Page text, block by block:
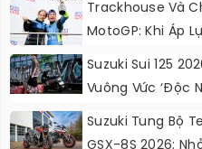
Trackhouse Và
MotoGP: Khi Áp
Suzuki Sui 125
Vuông Vức ‘độc
Suzuki Tung Bộ
GSX-8S 2026: